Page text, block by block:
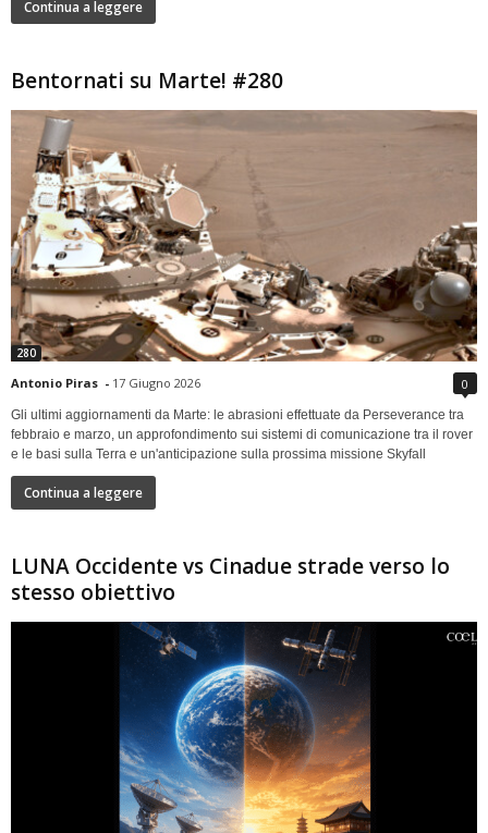
Continua a leggere
Bentornati su Marte! #280
280
Antonio Piras - 17 Giugno 2026 0
Gli ultimi aggiornamenti da Marte: le abrasioni effettuate da Perseverance tra
febbraio e marzo, un approfondimento sui sistemi di comunicazione tra il rover
e le basi sulla Terra e un'anticipazione sulla prossima missione Skyfall
Continua a leggere
LUNA Occidente vs Cinadue strade verso lo
stesso obiettivo